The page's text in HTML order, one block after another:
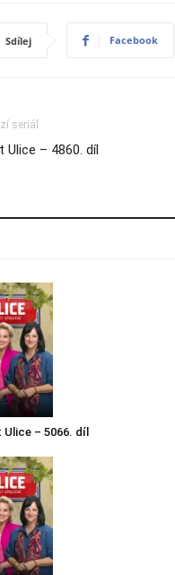
Sdílej Facebook
seriál
Ulice – 4860. díl
Ulice – 5066. díl